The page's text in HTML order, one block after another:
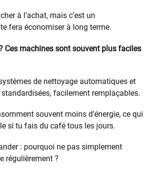
à l’achat, mais c’est un
fera économiser à long terme.
Ces machines sont souvent plus faciles
de nettoyage automatiques et
facilement remplaçables.
souvent moins d’énergie, ce qui
si tu fais du café tous les jours.
: pourquoi ne pas simplement
régulièrement ?